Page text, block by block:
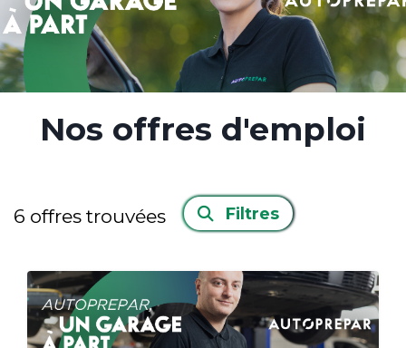
Nos offres d'emploi
6 offres trouvées Filtres